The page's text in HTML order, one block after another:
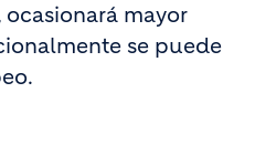
mayor
se puede